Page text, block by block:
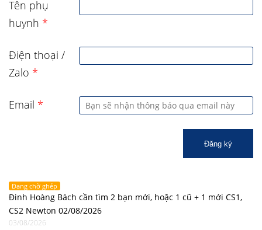
Tên phụ
huynh *
Điện thoại /
Zalo *
Email *
Đăng ký
Đang chờ ghép
Đinh Hoàng Bách cần tìm 2 bạn mới, hoặc 1 cũ + 1 mới CS1,
CS2 Newton 02/08/2026
03/08/2026